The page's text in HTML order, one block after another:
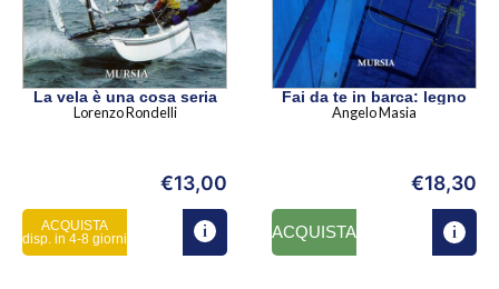
La vela è una cosa seria
Lorenzo Rondelli
€13,00
ACQUISTA
disp. in 4-8 giorni
Fai da te in barca: legno
Angelo Masia
€18,30
ACQUISTA